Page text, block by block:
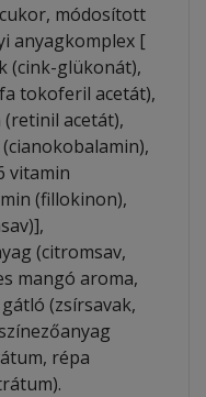
módosított
anyagkomplex [
(cink-glükonát),
tokoferil acetát),
(retinil acetát),
vitamin
(fillokinon),
(citromsav,
mangó aroma,
(zsírsavak,
répa